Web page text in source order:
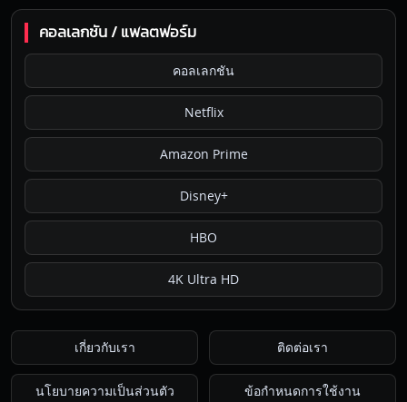
คอลเลกชัน / แพลตฟอร์ม
คอลเลกชัน
Netflix
Amazon Prime
Disney+
HBO
4K Ultra HD
เกี่ยวกับเรา ติดต่อเรา
นโยบายความเป็นส่วนตัว ข้อกำหนดการใช้งาน